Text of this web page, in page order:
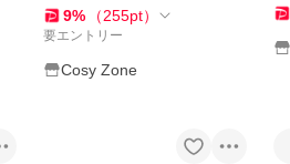
9% （255pt）
要エントリー
Cosy Zone